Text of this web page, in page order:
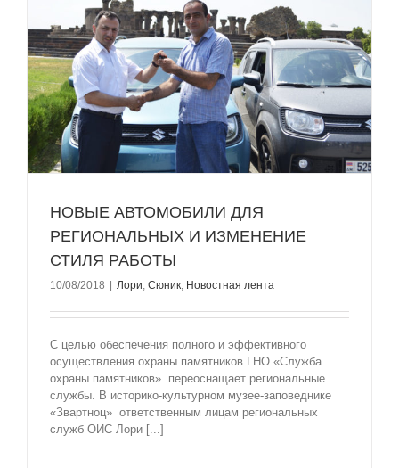
НОВЫЕ АВТОМОБИЛИ ДЛЯ
РЕГИОНАЛЬНЫХ И ИЗМЕНЕНИЕ
СТИЛЯ РАБОТЫ
10/08/2018 | Лори Сюник Новостная лента
С целью обеспечения полного и эффективного
осуществления охраны памятников ГНО «Служба
охраны памятников» переоснащает региональные
службы. В историко-культурном музее-заповеднике
«Звартноц» ответственным лицам региональных
служб ОИС Лори [...]